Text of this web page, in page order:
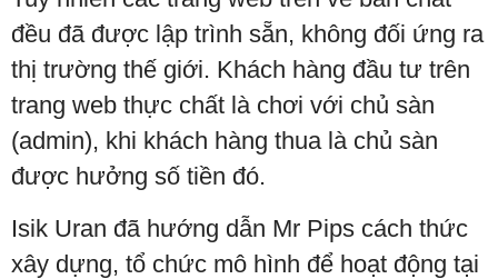
đều đã được lập trình sẵn, không đối ứng ra
thị trường thế giới. Khách hàng đầu tư trên
trang web thực chất là chơi với chủ sàn
(admin), khi khách hàng thua là chủ sàn
được hưởng số tiền đó.
Isik Uran đã hướng dẫn Mr Pips cách thức
xây dựng, tổ chức mô hình để hoạt động tại